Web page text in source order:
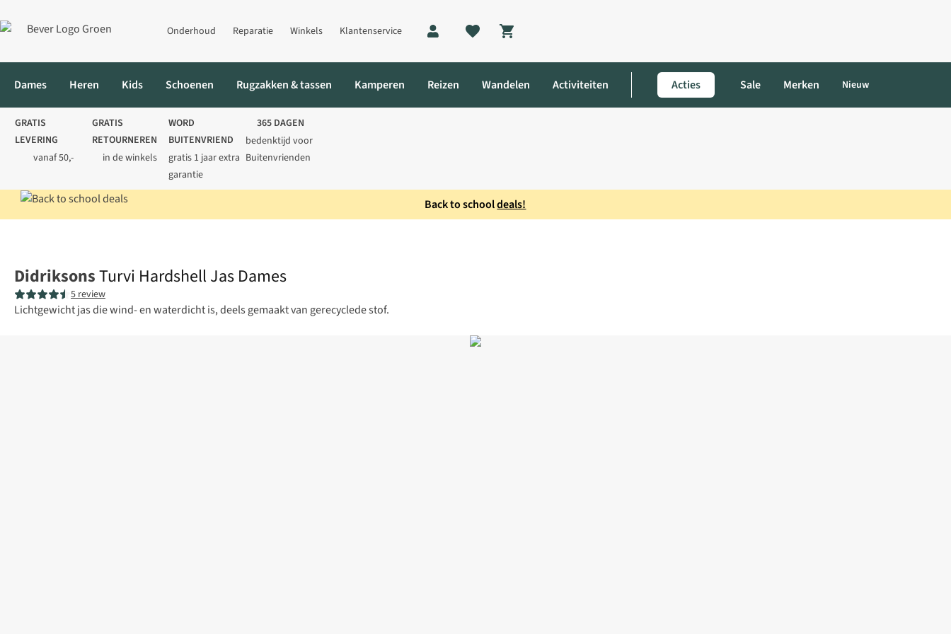
Onderhoud Reparatie Winkels Klantenservice
Shopping cart
Dames Heren Kids Schoenen Rugzakken & tassen Kamperen Reizen Wandelen Activiteiten Acties Sale Merken Nieuw
GRATIS
LEVERING
vanaf 50,-
GRATIS
RETOURNEREN
in de winkels
WORD
BUITENVRIEND
gratis 1 jaar extra
garantie
365 DAGEN
bedenktijd voor
Buitenvrienden
Back to schooldeals!
DidriksonsTurvi Hardshell Jas Dames
5 review
Lichtgewicht jas die wind- en waterdicht is, deels gemaakt van gerecyclede stof.